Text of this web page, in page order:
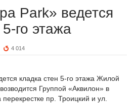
Park» ведется
го этажа
4 014
кладка стен 5-го этажа Жилой
Группой «Аквилон» в
пр. Троицкий и ул.